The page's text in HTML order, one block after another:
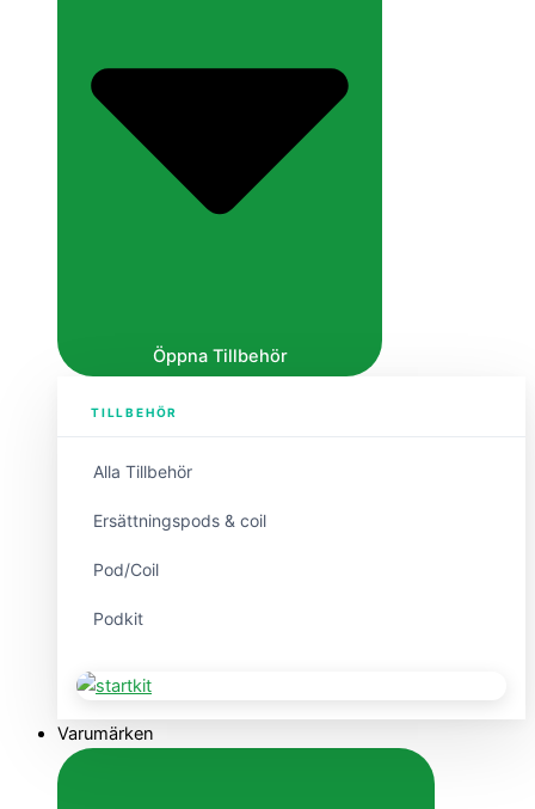
Öppna Tillbehör
TILLBEHÖR
Alla Tillbehör
Ersättningspods & coil
Pod/Coil
Podkit
Varumärken